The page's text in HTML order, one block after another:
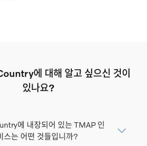
에 대해 알고 싶으신 것이
있나요?
에 내장되어 있는 TMAP 인
스는 어떤 것들입니까?